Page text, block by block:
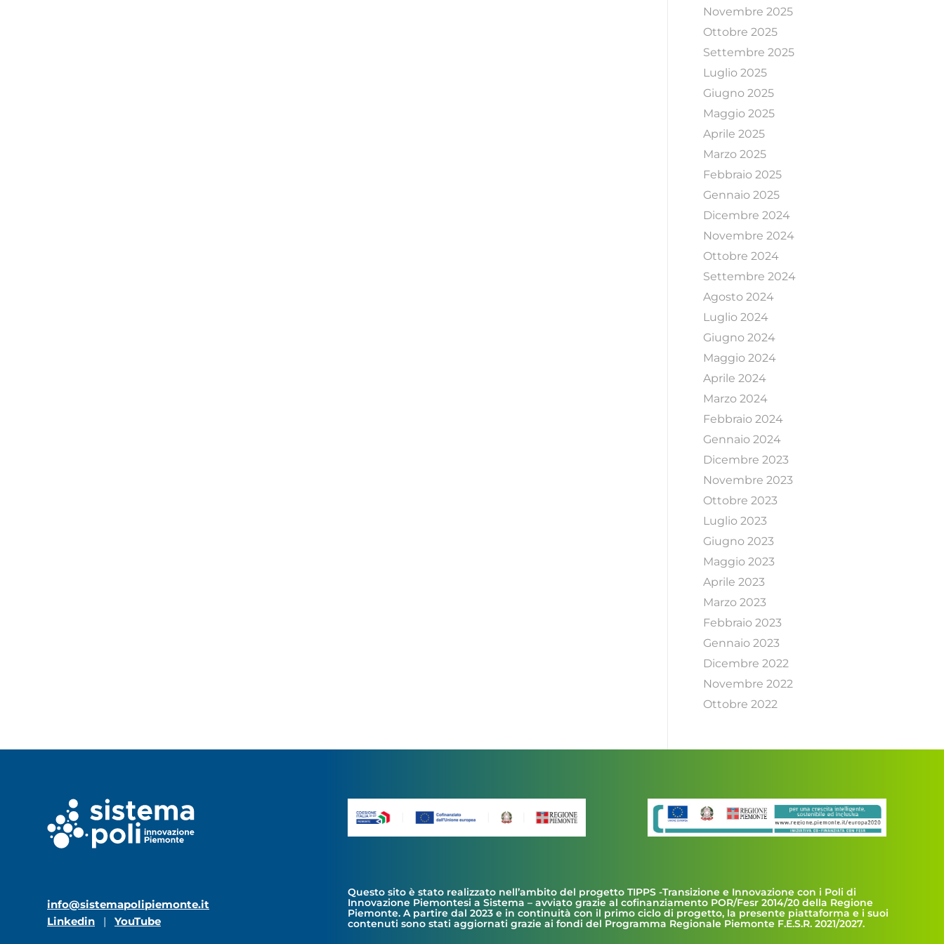
Novembre 2025
Ottobre 2025
Settembre 2025
Luglio 2025
Giugno 2025
Maggio 2025
Aprile 2025
Marzo 2025
Febbraio 2025
Gennaio 2025
Dicembre 2024
Novembre 2024
Ottobre 2024
Settembre 2024
Agosto 2024
Luglio 2024
Giugno 2024
Maggio 2024
Aprile 2024
Marzo 2024
Febbraio 2024
Gennaio 2024
Dicembre 2023
Novembre 2023
Ottobre 2023
Luglio 2023
Giugno 2023
Maggio 2023
Aprile 2023
Marzo 2023
Febbraio 2023
Gennaio 2023
Dicembre 2022
Novembre 2022
Ottobre 2022
info@sistemapolipiemonte.it
Linkedin
| YouTube
Questo sito è stato realizzato nell’ambito del progetto TIPPS -Transizione e Innovazione con i Poli di
Innovazione Piemontesi a Sistema – avviato grazie al cofinanziamento POR/Fesr 2014/20 della Regione
Piemonte. A partire dal 2023 e in continuità con il primo ciclo di progetto, la presente piattaforma e i suoi
contenuti sono stati aggiornati grazie ai fondi del Programma Regionale Piemonte F.E.S.R. 2021/2027.